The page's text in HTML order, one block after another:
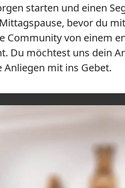
starten und einen
bevor du
Community von einem
Du möchtest uns dein
mit ins Gebet.